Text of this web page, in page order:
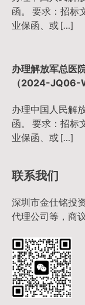
函。 要求：招标
业保函、或 […]
办理解放军总医
（2024-JQ06-
办理中国人民解
函。 要求：招标
业保函、或 […]
联系我们
深圳市金仕铭投
代理公司等，商